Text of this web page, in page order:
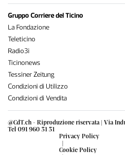
@CdT.ch - Riproduzione riservata | Via
Tel 091 960 31 31
Privacy Policy
|
Cookie Policy
Gruppo Corriere del Ticino
La Fondazione
Teleticino
Radio3i
Ticinonews
Tessiner Zeitung
Condizioni di Utilizzo
Condizioni di Vendita